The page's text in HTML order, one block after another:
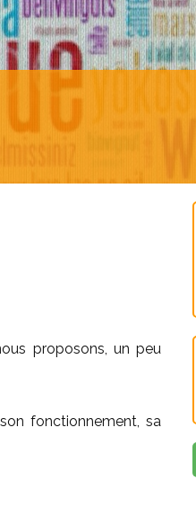
proposons, un peu
fonctionnement, sa